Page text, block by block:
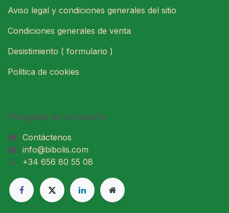
Aviso legal y condiciones generales del sitio
Condiciones generales de venta
Desistimiento ( formulario )
Politica de cookies
Pongase en contacto
Contáctenos
info@bibolis.com
+34 656 80 55 08